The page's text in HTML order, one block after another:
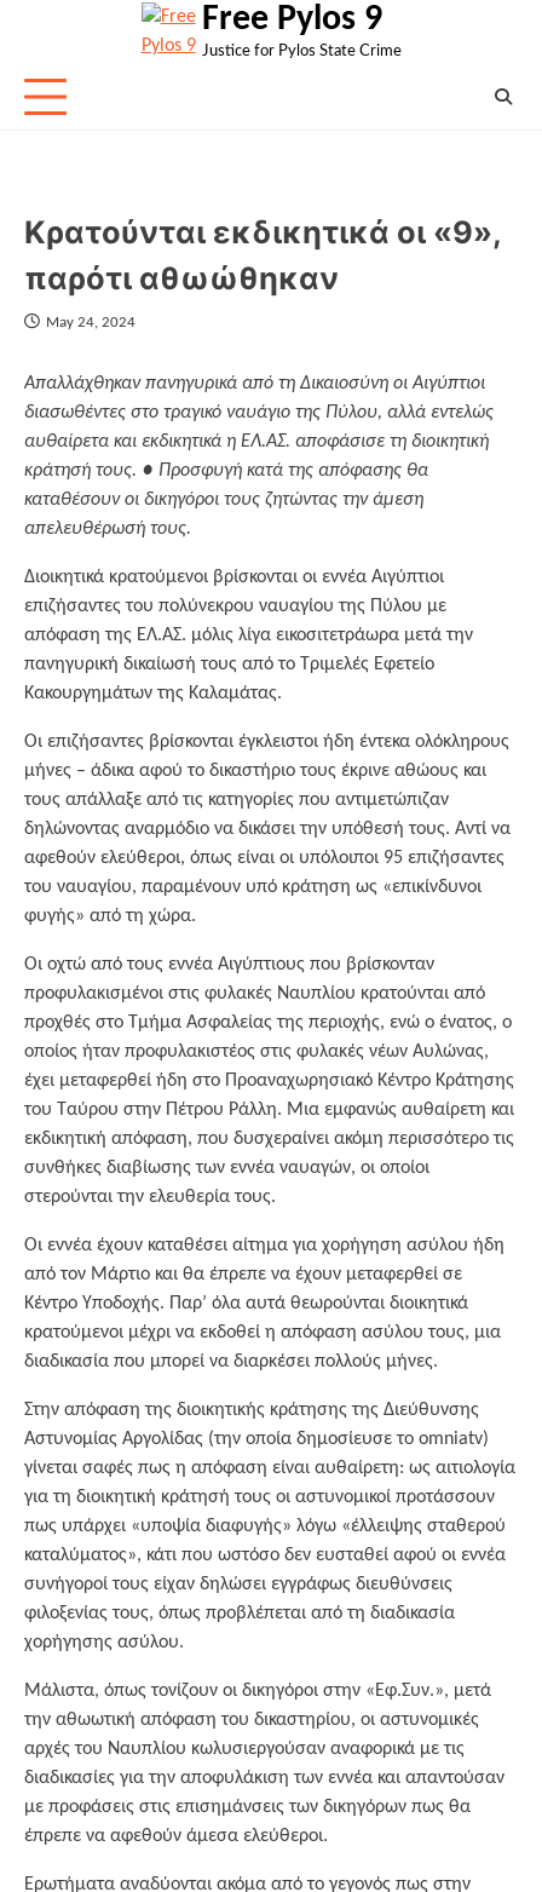
Free Pylos 9
Justice for Pylos State Crime
Κρατούνται εκδικητικά οι «9»,
παρότι αθωώθηκαν
May 24, 2024
Απαλλάχθηκαν πανηγυρικά από τη Δικαιοσύνη οι Αιγύπτιοι
διασωθέντες στο τραγικό ναυάγιο της Πύλου, αλλά εντελώς
αυθαίρετα και εκδικητικά η ΕΛ.ΑΣ. αποφάσισε τη διοικητική
κράτησή τους. ● Προσφυγή κατά της απόφασης θα
καταθέσουν οι δικηγόροι τους ζητώντας την άμεση
απελευθέρωσή τους.
Διοικητικά κρατούμενοι βρίσκονται οι εννέα Αιγύπτιοι
επιζήσαντες του πολύνεκρου ναυαγίου της Πύλου με
απόφαση της ΕΛ.ΑΣ. μόλις λίγα εικοσιτετράωρα μετά την
πανηγυρική δικαίωσή τους από το Τριμελές Εφετείο
Κακουργημάτων της Καλαμάτας.
Οι επιζήσαντες βρίσκονται έγκλειστοι ήδη έντεκα ολόκληρους
μήνες – άδικα αφού το δικαστήριο τους έκρινε αθώους και
τους απάλλαξε από τις κατηγορίες που αντιμετώπιζαν
δηλώνοντας αναρμόδιο να δικάσει την υπόθεσή τους. Αντί να
αφεθούν ελεύθεροι, όπως είναι οι υπόλοιποι 95 επιζήσαντες
του ναυαγίου, παραμένουν υπό κράτηση ως «επικίνδυνοι
φυγής» από τη χώρα.
Οι οχτώ από τους εννέα Αιγύπτιους που βρίσκονταν
προφυλακισμένοι στις φυλακές Ναυπλίου κρατούνται από
προχθές στο Τμήμα Ασφαλείας της περιοχής, ενώ ο ένατος, ο
οποίος ήταν προφυλακιστέος στις φυλακές νέων Αυλώνας,
έχει μεταφερθεί ήδη στο Προαναχωρησιακό Κέντρο Κράτησης
του Ταύρου στην Πέτρου Ράλλη. Μια εμφανώς αυθαίρετη και
εκδικητική απόφαση, που δυσχεραίνει ακόμη περισσότερο τις
συνθήκες διαβίωσης των εννέα ναυαγών, οι οποίοι
στερούνται την ελευθερία τους.
Οι εννέα έχουν καταθέσει αίτημα για χορήγηση ασύλου ήδη
από τον Μάρτιο και θα έπρεπε να έχουν μεταφερθεί σε
Κέντρο Υποδοχής. Παρ’ όλα αυτά θεωρούνται διοικητικά
κρατούμενοι μέχρι να εκδοθεί η απόφαση ασύλου τους, μια
διαδικασία που μπορεί να διαρκέσει πολλούς μήνες.
Στην απόφαση της διοικητικής κράτησης της Διεύθυνσης
Αστυνομίας Αργολίδας (την οποία δημοσίευσε το omniatv)
γίνεται σαφές πως η απόφαση είναι αυθαίρετη: ως αιτιολογία
για τη διοικητική κράτησή τους οι αστυνομικοί προτάσσουν
πως υπάρχει «υποψία διαφυγής» λόγω «έλλειψης σταθερού
καταλύματος», κάτι που ωστόσο δεν ευσταθεί αφού οι εννέα
συνήγοροί τους είχαν δηλώσει εγγράφως διευθύνσεις
φιλοξενίας τους, όπως προβλέπεται από τη διαδικασία
χορήγησης ασύλου.
Μάλιστα, όπως τονίζουν οι δικηγόροι στην «Εφ.Συν.», μετά
την αθωωτική απόφαση του δικαστηρίου, οι αστυνομικές
αρχές του Ναυπλίου κωλυσιεργούσαν αναφορικά με τις
διαδικασίες για την αποφυλάκιση των εννέα και απαντούσαν
με προφάσεις στις επισημάνσεις των δικηγόρων πως θα
έπρεπε να αφεθούν άμεσα ελεύθεροι.
Ερωτήματα αναδύονται ακόμα από το γεγονός πως στην